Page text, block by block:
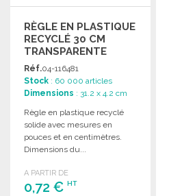
RÈGLE EN PLASTIQUE
RECYCLÉ 30 CM
TRANSPARENTE
Réf.04-116481
Stock : 60 000 articles
Dimensions : 31.2 x 4.2 cm
Règle en plastique recyclé
solide avec mesures en
pouces et en centimètres.
Dimensions du...
A PARTIR DE
0,72 € HT